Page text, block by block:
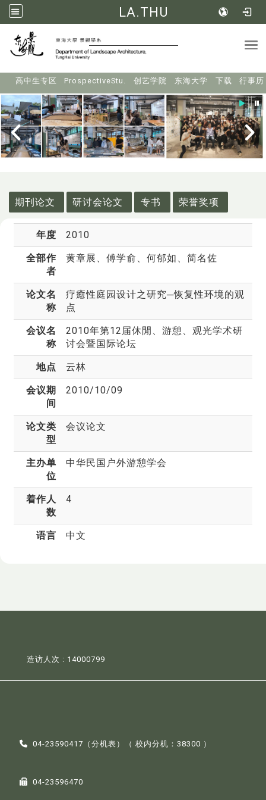
LA.THU
高中生专区 ProspectiveStu. 创艺学院 东海大学 下载 行事历
期刊论文
研讨会论文 专书 荣誉奖项
年度 2010
全部作
者
黄章展 、傅学俞、何郁如、简名佐
论文名
称
疗癒性庭园设计之研究─恢复性环境的观
点
会议名
称
2010年第12届休閒、游憩、观光学术研
讨会暨国际论坛
地点 云林
会议期
间
2010/10/09
论文类
型
会议论文
主办单
位
中华民国户外游憩学会
着作人
数
4
语言 中文
造访人次 : 14000799
04-23590417（分机表 ）（ 校内分机：38300 ）
04-23596470